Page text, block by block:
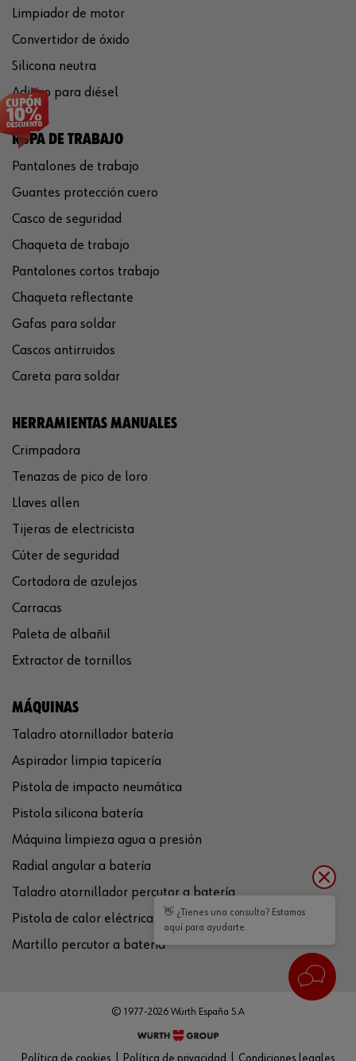
Limpiador de motor
Convertidor de óxido
Silicona neutra
Aditivo para diésel
ROPA DE TRABAJO
Pantalones de trabajo
Guantes protección cuero
Casco de seguridad
Chaqueta de trabajo
Pantalones cortos trabajo
Chaqueta reflectante
Gafas para soldar
Cascos antirruidos
Careta para soldar
HERRAMIENTAS MANUALES
Crimpadora
Tenazas de pico de loro
Llaves allen
Tijeras de electricista
Cúter de seguridad
Cortadora de azulejos
Carracas
Paleta de albañil
Extractor de tornillos
MÁQUINAS
Taladro atornillador batería
Aspirador limpia tapicería
Pistola de impacto neumática
Pistola silicona batería
Máquina limpieza agua a presión
Radial angular a batería
Taladro atornillador percutor a batería
Pistola de calor eléctrica
Martillo percutor a batería
Política de cookies Política de privacidad Condiciones legales
© 1977-2026 Würth España S.A
👋 ¿Tienes una consulta? Estamos
aquí para ayudarte.